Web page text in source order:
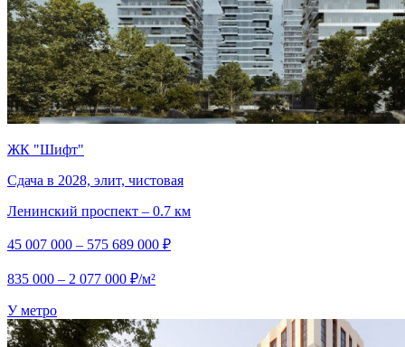
ЖК "Шифт"
Сдача в 2028, элит, чистовая
Ленинский проспект – 0.7 км
45 007 000 – 575 689 000 ₽
835 000 – 2 077 000 ₽/м²
У метро